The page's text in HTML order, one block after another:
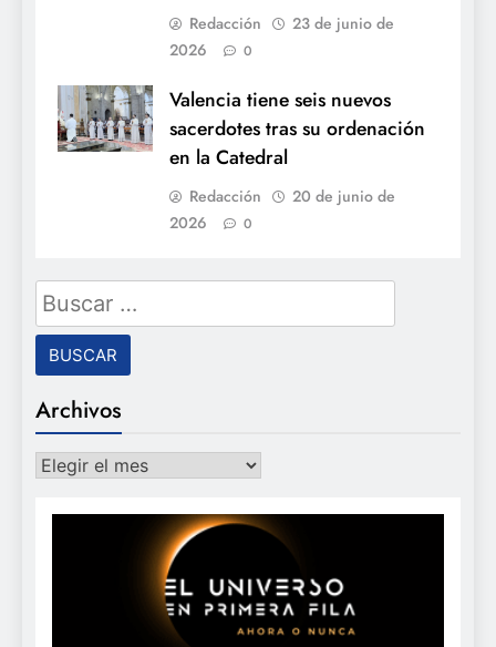
Redacción
23 de junio de
2026
0
Valencia tiene seis nuevos
sacerdotes tras su ordenación
en la Catedral
Redacción
20 de junio de
2026
0
Buscar:
Archivos
Archivos